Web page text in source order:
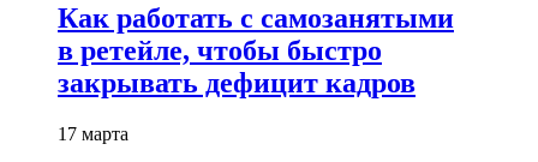
Как работать с самозанятыми
в ретейле, чтобы быстро
закрывать дефицит кадров
17 марта